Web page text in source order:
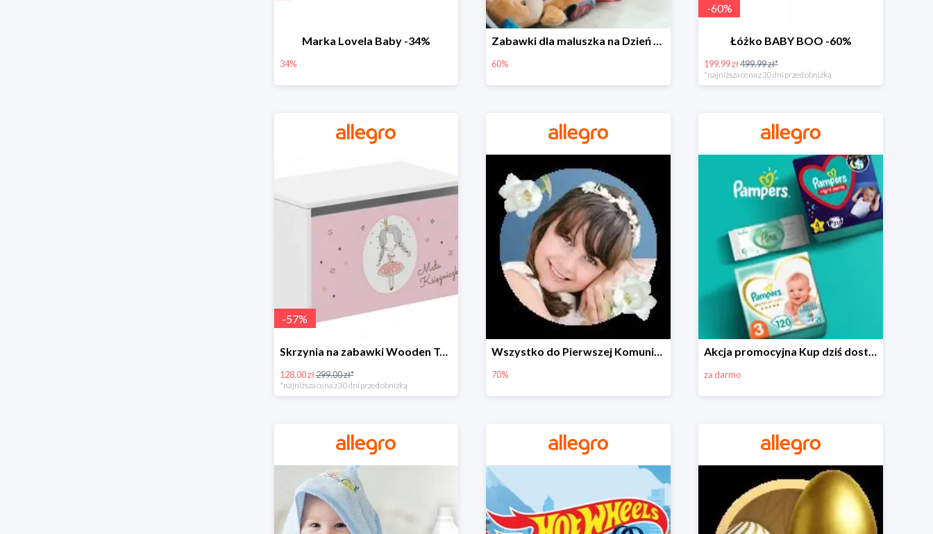
Marka Lovela Baby -34%
34%
Zabawki dla maluszka na Dzień Dziecka na Allegro do -60%
60%
-60%
Łóżko BABY BOO -60%
199.99 zł499.99 zł*
*najniższa cena z 30 dni przed obniżką
-57%
Skrzynia na zabawki Wooden Toys -57%
128.00 zł299.00 zł*
*najniższa cena z 30 dni przed obniżką
Wszystko do Pierwszej Komunii na Allegro do -70%
70%
Akcja promocyjna Kup dziś dostawa jutro
za darmo